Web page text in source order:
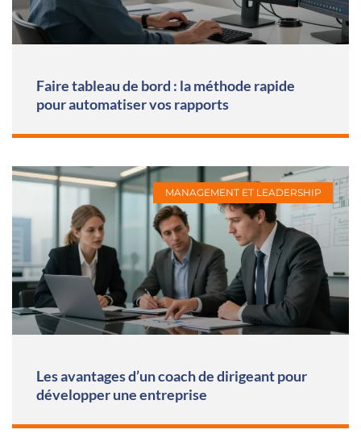
Faire tableau de bord : la méthode rapide
pour automatiser vos rapports
MANAGEMENT ET LEADERSHIP
Les avantages d’un coach de dirigeant pour
développer une entreprise